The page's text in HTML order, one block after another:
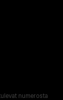
numerosta